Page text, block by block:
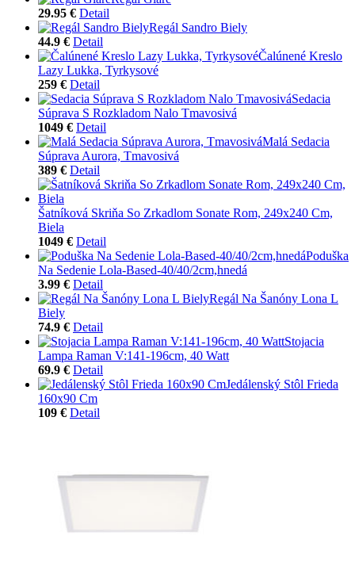
29.95 € Detail
Regál Sandro Biely
44.9 € Detail
Čalúnené Kreslo
Lazy Lukka, Tyrkysové
259 € Detail
Sedacia
Súprava S Rozkladom Nalo Tmavosivá
1049 € Detail
Malá Sedacia
Súprava Aurora, Tmavosivá
389 € Detail
Šatníková Skriňa So Zrkadlom Sonate Rom, 249x240 Cm,
Biela
1049 € Detail
Poduška
Na Sedenie Lola-Based-40/40/2cm,hnedá
3.99 € Detail
Regál Na Šanóny Lona L
Biely
74.9 € Detail
Stojacia
Lampa Raman V:141-196cm, 40 Watt
69.9 € Detail
Jedálenský Stôl Frieda
160x90 Cm
109 € Detail